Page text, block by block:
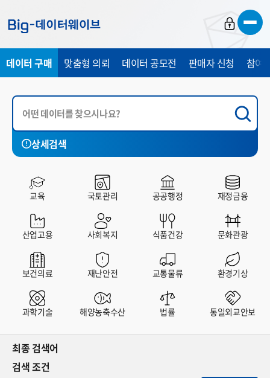
가
가
가
데이터 구매 맞춤형 의뢰 데이터 공모전 판매자 신청 참여
상세검색
국토관리 공공행정 사회복지
전체 유료 무료
교육 국토관리 공공행정 재정금융
산업고용 사회복지 식품건강 문화관광
보건의료 재난안전 교통물류 환경기상
과학기술 해양농축수산 법률 통일외교안보
최종 검색어
검색 조건